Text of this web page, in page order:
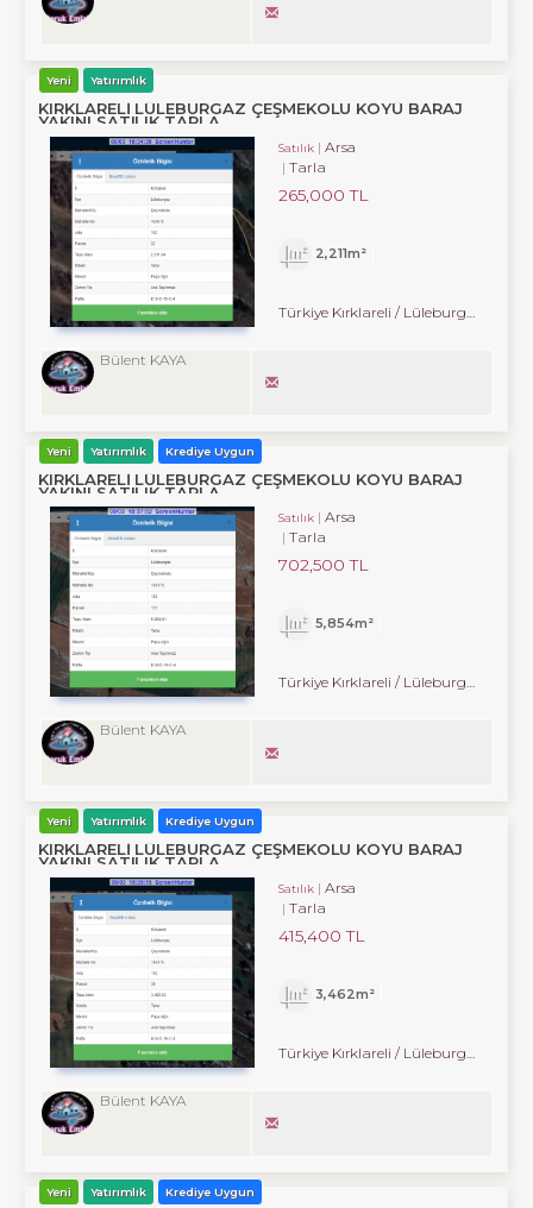
Yeni Yatırımlık
KIRKLARELİ LÜLEBURGAZ ÇEŞMEKOLU KÖYÜ BARAJ
YAKINI SATILIK TARLA
Satılık
Arsa
Tarla
265,000 TL
2,211m²
Bülent KAYA
Yeni Yatırımlık Krediye Uygun
KIRKLARELİ LÜLEBURGAZ ÇEŞMEKOLU KÖYÜ BARAJ
YAKINI SATILIK TARLA
Satılık
Arsa
Tarla
702,500 TL
5,854m²
Türkiye Kırklareli / Lüleburgaz
Bülent KAYA
Yeni Yatırımlık Krediye Uygun
KIRKLARELİ LÜLEBURGAZ ÇEŞMEKOLU KÖYÜ BARAJ
YAKINI SATILIK TARLA
Satılık
Arsa
Tarla
415,400 TL
3,462m²
Bülent KAYA
Yeni Yatırımlık Krediye Uygun